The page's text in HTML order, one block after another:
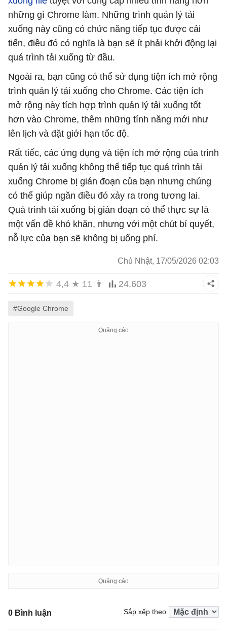
những gì Chrome làm. Những trình quản lý tải
xuống này cũng có chức năng tiếp tục được cải
tiến, điều đó có nghĩa là bạn sẽ ít phải khởi động lại
quá trình tải xuống từ đầu.
Ngoài ra, bạn cũng có thể sử dụng tiện ích mở rộng
trình quản lý tải xuống cho Chrome. Các tiện ích
mở rộng này tích hợp trình quản lý tải xuống tốt
hơn vào Chrome, thêm những tính năng mới như
lên lịch và đặt giới hạn tốc độ.
Rất tiếc, các ứng dụng và tiện ích mở rộng của trình
quản lý tải xuống không thể tiếp tục quá trình tải
xuống Chrome bị gián đoạn của bạn nhưng chúng
có thể giúp ngăn điều đó xảy ra trong tương lai.
Quá trình tải xuống bị gián đoạn có thể thực sự là
một vấn đề khó khăn, nhưng với một chút bí quyết,
nỗ lực của bạn sẽ không bị uổng phí.
Chủ Nhật, 17/05/2026 02:03
4,4 ★ 11 👨 24.603
#Google Chrome
0 Bình luận Sắp xếp theo